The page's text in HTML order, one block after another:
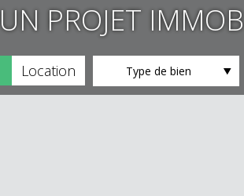
UN PROJET
Location Type de bien